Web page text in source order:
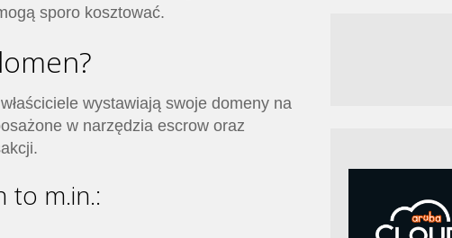
sporo kosztować.
wystawiają swoje domeny na
w narzędzia escrow oraz
to m.in.: